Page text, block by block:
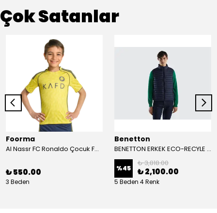
Çok Satanlar
Foorma
Al Nassr FC Ronaldo Çocuk Forma 2'li Takım(Şort/T-Shirt)
₺ 550.00
3 Beden
Benetton
BENETTON ERKEK ECO-RECYLE DOLGULU PUFA YELEK
%45
₺ 3,818.00
₺ 2,100.00
5 Beden 4 Renk